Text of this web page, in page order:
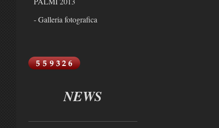
- Galleria fotografica
NEWS